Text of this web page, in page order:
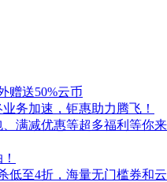
赠送50%云币
务加速，钜惠助力腾飞！
满减优惠等超多福利等你来
低至4折，海量无门槛券和云